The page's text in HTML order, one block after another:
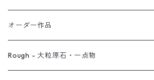
イヤリング対応
ノンホールピアス
バングル
ブローチ
ヘアアクセサリー
オーダー作品
リング
Rough - 大粒原石・一点物